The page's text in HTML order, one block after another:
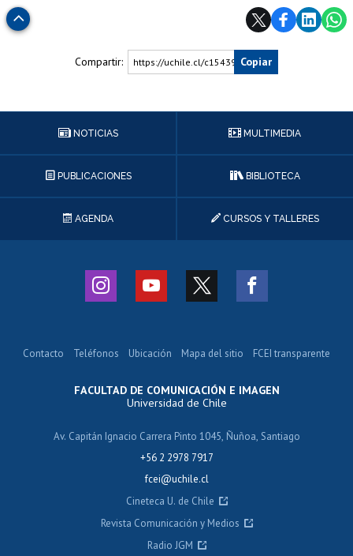
Subir
Compartir: https://uchile.cl/c154390Copiar
NOTICIAS MULTIMEDIA
PUBLICACIONES BIBLIOTECA
AGENDA CURSOS Y TALLERES
FACULTAD DE COMUNICACIÓN E IMAGEN
Universidad de Chile
Av. Capitán Ignacio Carrera Pinto 1045, Ñuñoa, Santiago
+56 2 2978 7917
fcei@uchile.cl
Contacto Teléfonos Ubicación Mapa del sitio FCEI transparente
Cineteca U. de Chile
Revista Comunicación y Medios
Radio JGM